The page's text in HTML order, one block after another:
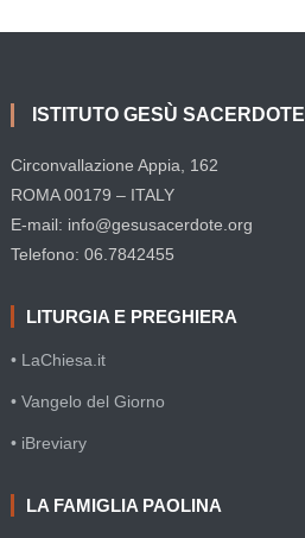
ISTITUTO GESÙ SACERDOTE
Circonvallazione Appia, 162
ROMA 00179 – ITALY
E-mail: info@gesusacerdote.org
Telefono: 06.7842455
LITURGIA E PREGHIERA
• LaChiesa.it
• Vangelo del Giorno
• iBreviary
LA FAMIGLIA PAOLINA